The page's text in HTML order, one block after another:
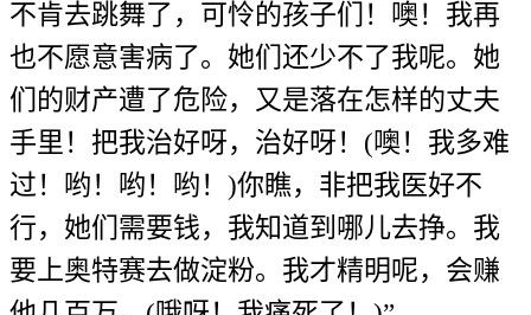
不肯去跳舞了，可怜的孩子们！噢！我再
也不愿意害病了。她们还少不了我呢。她
们的财产遭了危险，又是落在怎样的丈夫
手里！把我治好呀，治好呀！(噢！我多难
过！哟！哟！哟！)你瞧，非把我医好不
行，她们需要钱，我知道到哪儿去挣。我
要上奥特赛去做淀粉。我才精明呢，会赚